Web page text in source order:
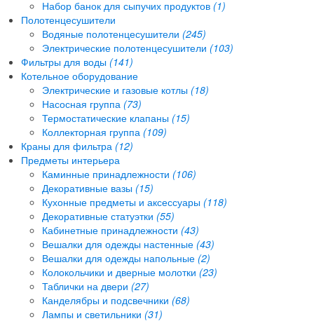
Набор банок для сыпучих продуктов (1)
Полотенцесушители
Водяные полотенцесушители (245)
Электрические полотенцесушители (103)
Фильтры для воды (141)
Котельное оборудование
Электрические и газовые котлы (18)
Насосная группа (73)
Термостатические клапаны (15)
Коллекторная группа (109)
Краны для фильтра (12)
Предметы интерьера
Каминные принадлежности (106)
Декоративные вазы (15)
Кухонные предметы и аксессуары (118)
Декоративные статуэтки (55)
Кабинетные принадлежности (43)
Вешалки для одежды настенные (43)
Вешалки для одежды напольные (2)
Колокольчики и дверные молотки (23)
Таблички на двери (27)
Канделябры и подсвечники (68)
Лампы и светильники (31)